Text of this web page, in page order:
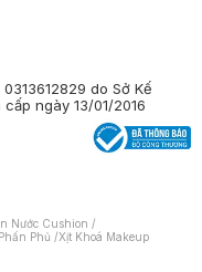
do Sở Kế
ngày 13/01/2016
Nước Cushion /
Phấn Phủ /Xịt Khoá Makeup